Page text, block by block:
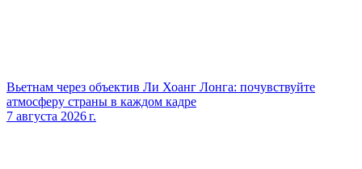
Вьетнам через объектив Ли Хоанг Лонга: почувствуйте
атмосферу страны в каждом кадре
7 августа 2026 г.